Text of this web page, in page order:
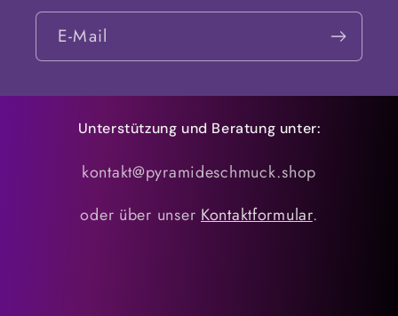
E-Mail
Unterstützung und Beratung unter:
kontakt@pyramideschmuck.shop
oder über unser Kontaktformular.